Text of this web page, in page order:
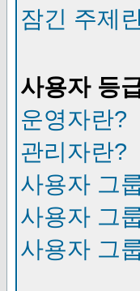
잠긴 주제
사용자 등
운영자란?
관리자란?
사용자 그
사용자 그
사용자 그